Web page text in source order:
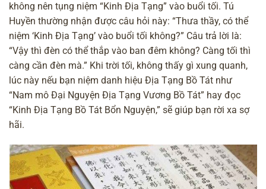
không nên tụng niệm “Kinh Địa Tạng” vào buổi tối. Tú
Huyền thường nhận được câu hỏi này: “Thưa thầy, có thể
niệm ‘Kinh Địa Tạng’ vào buổi tối không?” Câu trả lời là:
“Vậy thì đèn có thể thắp vào ban đêm không? Càng tối thì
càng cần đèn mà.” Khi trời tối, không thấy gì xung quanh,
lúc này nếu bạn niệm danh hiệu Địa Tạng Bồ Tát như
“Nam mô Đại Nguyện Địa Tạng Vương Bồ Tát” hay đọc
“Kinh Địa Tạng Bồ Tát Bổn Nguyện,” sẽ giúp bạn rời xa sợ
hãi.